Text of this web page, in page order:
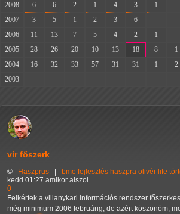
2008
6 6 2 1 4 3 1
2007
3 5 1 2 3 6
2006
11 13 7 5 4 2 1
2005
28 26 20 10 13 18 8 1
2004
16 32 33 57 31 31 1 2
2003
vir főszerk
© Haszprus bme fejlesztés haszpra olivér life
kedd 01:27 amikor alszol
0
Felkértek a villanykari információs rendszer
még minimum 2006 februárig, de azért köszönöm,